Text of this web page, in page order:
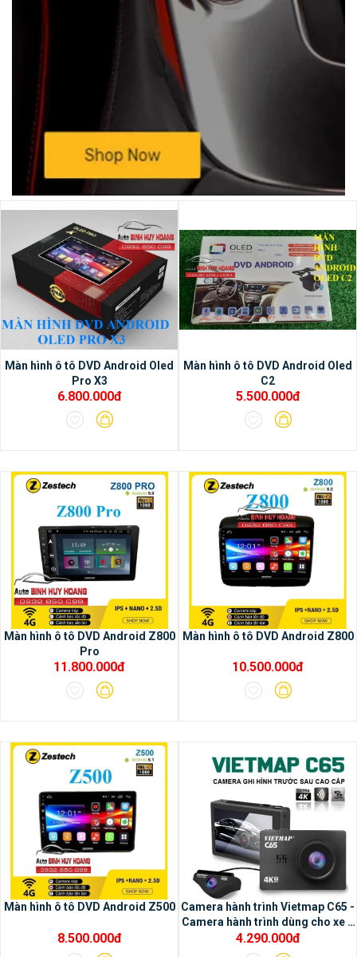
Màn hình ô tô DVD Android Oled
Pro X3
6.800.000đ
Màn hình ô tô DVD Android Oled
C2
5.500.000đ
Màn hình ô tô DVD Android Z800
Pro
11.800.000đ
Màn hình ô tô DVD Android Z800
10.500.000đ
Màn hình ô tô DVD Android Z500
8.500.000đ
Camera hành trình Vietmap C65 -
Camera hành trình dùng cho xe ô
tô
4.290.000đ